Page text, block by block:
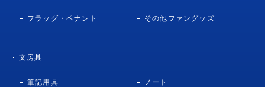
フラッグ・ペナント その他ファングッズ
文房具
筆記用具 ノート